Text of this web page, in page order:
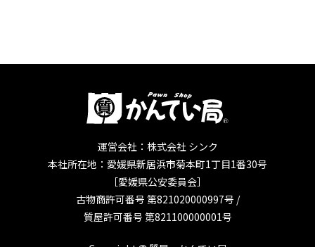
運営会社：株式会社 シンク
本社所在地：愛媛県新居浜市菊本町1丁目1番30号
［愛媛県公安委員会］
古物商許可番号 第821020000997号 /
質屋許可番号 第821100000001号